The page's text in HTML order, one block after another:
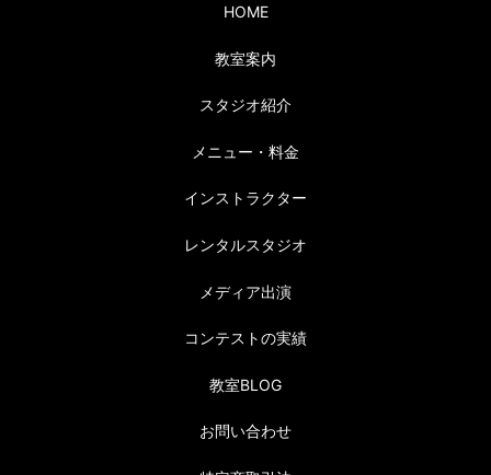
HOME
教室案内
スタジオ紹介
メニュー・料金
インストラクター
レンタルスタジオ
メディア出演
コンテストの実績
教室BLOG
お問い合わせ